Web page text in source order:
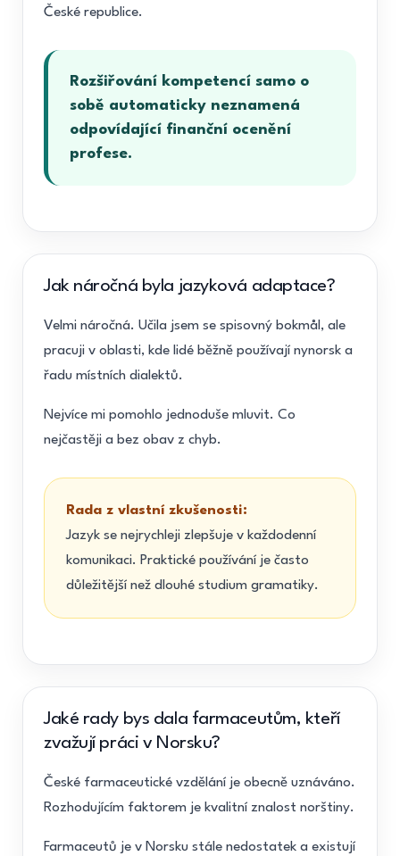
České republice.
Rozšiřování kompetencí samo o
sobě automaticky neznamená
odpovídající finanční ocenění
profese.
Jak náročná byla jazyková adaptace?
Velmi náročná. Učila jsem se spisovný bokmål, ale
pracuji v oblasti, kde lidé běžně používají nynorsk a
řadu místních dialektů.
Nejvíce mi pomohlo jednoduše mluvit. Co
nejčastěji a bez obav z chyb.
Rada z vlastní zkušenosti:
Jazyk se nejrychleji zlepšuje v každodenní
komunikaci. Praktické používání je často
důležitější než dlouhé studium gramatiky.
Jaké rady bys dala farmaceutům, kteří
zvažují práci v Norsku?
České farmaceutické vzdělání je obecně uznáváno.
Rozhodujícím faktorem je kvalitní znalost norštiny.
Farmaceutů je v Norsku stále nedostatek a existují